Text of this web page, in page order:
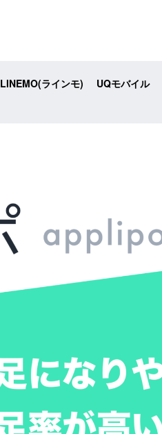
LINEMO(ラインモ) UQモバイル